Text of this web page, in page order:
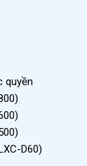
quyền
D60)